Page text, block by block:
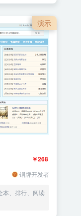
演示
￥268
铜牌开发者
本、排行、阅读